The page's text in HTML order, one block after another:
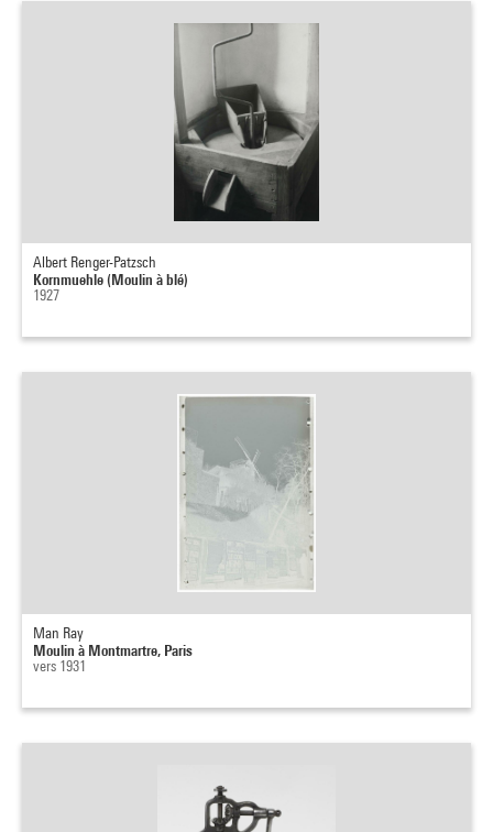
Albert Renger-Patzsch
Kornmuehle (Moulin à blé)
1927
Man Ray
Moulin à Montmartre, Paris
vers 1931